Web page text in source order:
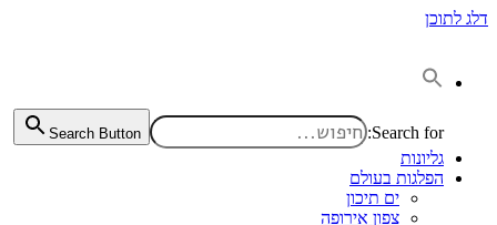
דלג לתוכן
Search for:
Search Button
גליונות
הפלגות בעולם
ים תיכון
צפון אירופה